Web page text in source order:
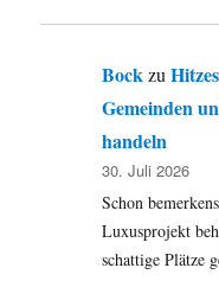
Bock zu
Gemeinden
handeln
30. Juli 2026
Schon
Luxusprojekt
schattige Plätze